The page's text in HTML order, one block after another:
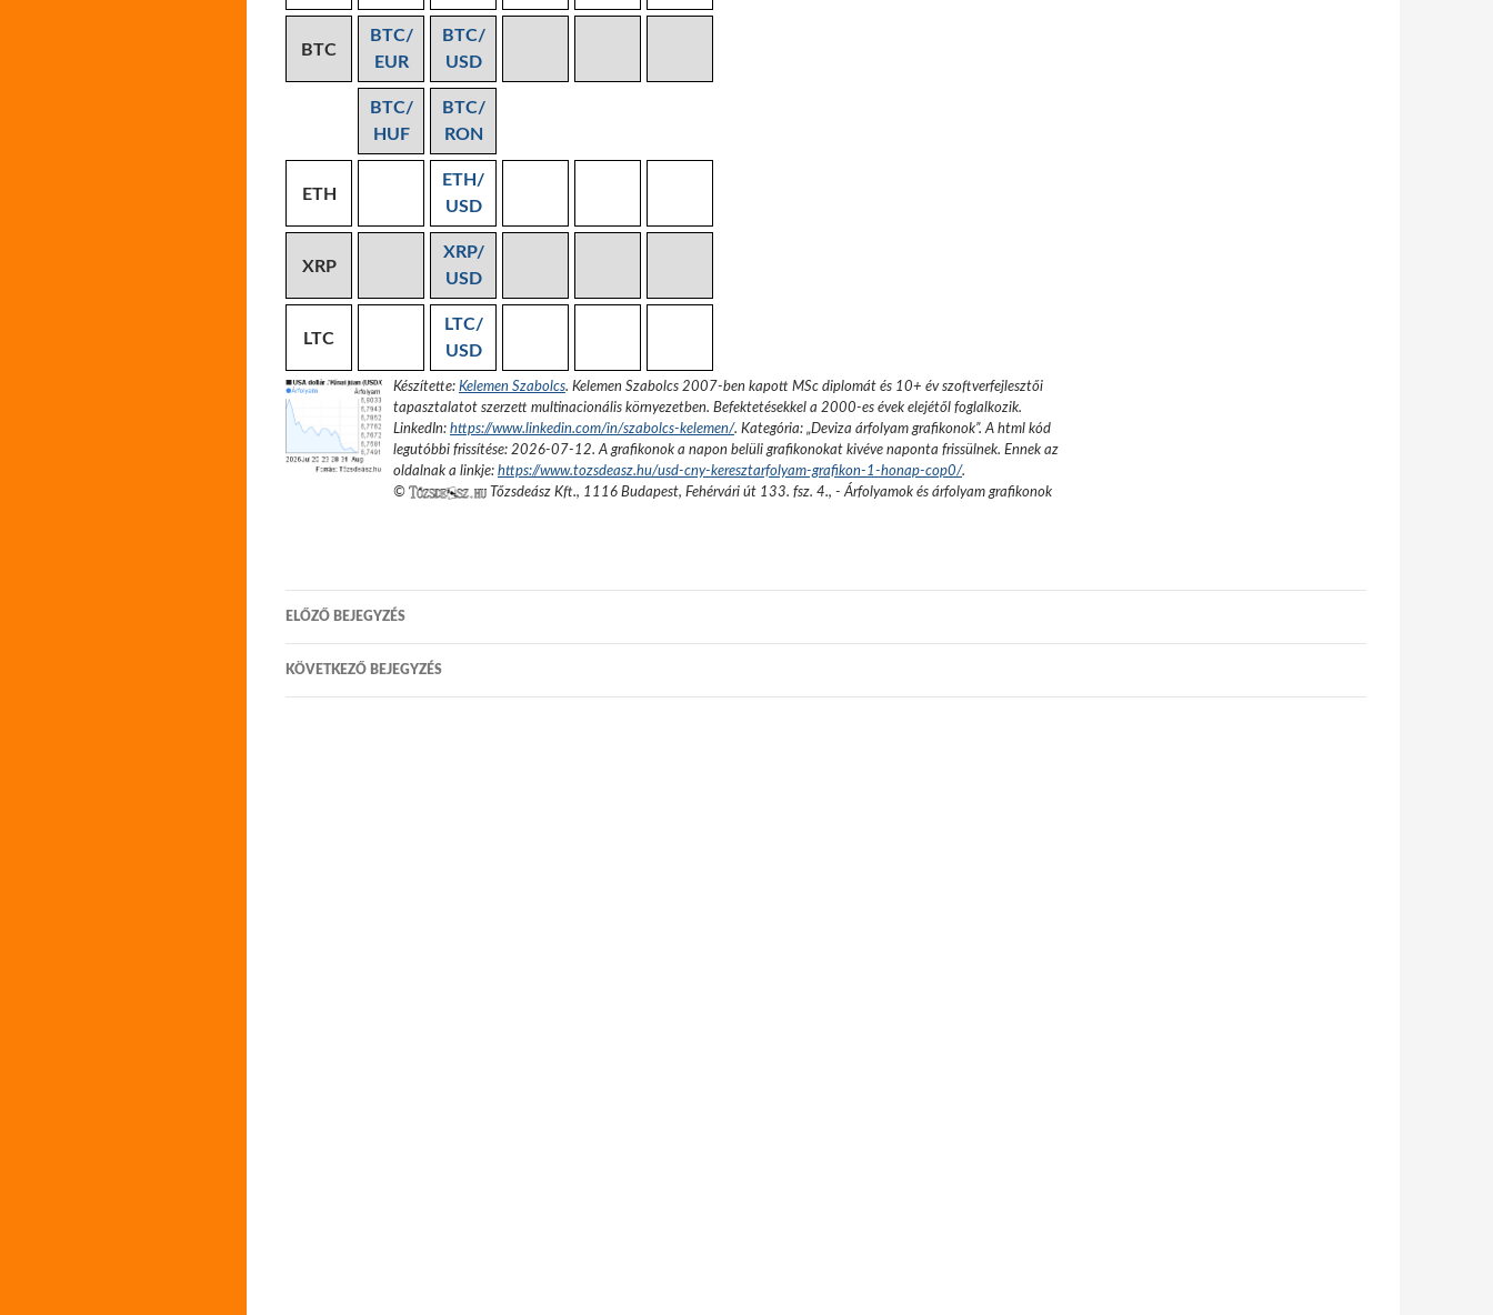
BTC
BTC/
EUR
BTC/
USD
BTC/
HUF
BTC/
RON
ETH
ETH/
USD
XRP
XRP/
USD
LTC
LTC/
USD
Készítette: Kelemen Szabolcs. Kelemen Szabolcs 2007-ben kapott MSc diplomát és 10+ év szoftverfejlesztői
tapasztalatot szerzett multinacionális környezetben. Befektetésekkel a 2000-es évek elejétől foglalkozik.
LinkedIn: https://www.linkedin.com/in/szabolcs-kelemen/. Kategória: „Deviza árfolyam grafikonok”.A html kód
legutóbbi frissítése: 2026-07-12. A grafikonok a napon belüli grafikonokat kivéve naponta frissülnek. Ennek az
oldalnak a linkje: https://www.tozsdeasz.hu/usd-cny-keresztarfolyam-grafikon-1-honap-cop0/.
©
Tőzsdeász Kft., 1116 Budapest, Fehérvári út 133. fsz. 4., - Árfolyamok és árfolyam grafikonok
Bejegyzés
navigáció
ELŐZŐ BEJEGYZÉS
KÖVETKEZŐ BEJEGYZÉS